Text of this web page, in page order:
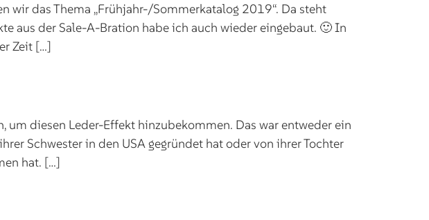
wir das Thema „Frühjahr-/Sommerkatalog 2019“. Da steht
aus der Sale-A-Bration habe ich auch wieder eingebaut. 🙂 In
Zeit […]
um diesen Leder-Effekt hinzubekommen. Das war entweder ein
Schwester in den USA gegründet hat oder von ihrer Tochter
hat. […]